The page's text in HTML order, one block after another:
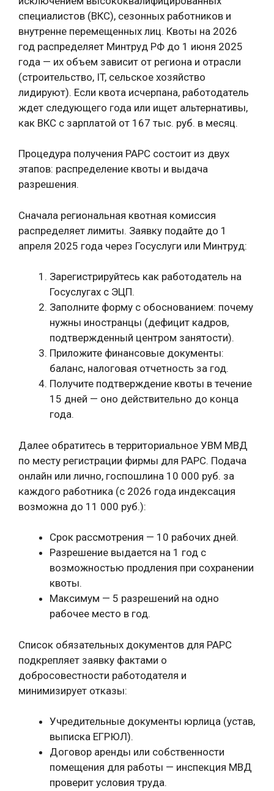
специалистов (ВКС), сезонных работников и
внутренне перемещенных лиц. Квоты на 2026
год распределяет Минтруд РФ до 1 июня 2025
года — их объем зависит от региона и отрасли
(строительство, IT, сельское хозяйство
лидируют). Если квота исчерпана, работодатель
ждет следующего года или ищет альтернативы,
как ВКС с зарплатой от 167 тыс. руб. в месяц.
Процедура получения РАРС состоит из двух
этапов: распределение квоты и выдача
разрешения.
Сначала региональная квотная комиссия
распределяет лимиты. Заявку подайте до 1
апреля 2025 года через Госуслуги или Минтруд:
Зарегистрируйтесь как работодатель на
Госуслугах с ЭЦП.
Заполните форму с обоснованием: почему
нужны иностранцы (дефицит кадров,
подтвержденный центром занятости).
Приложите финансовые документы:
баланс, налоговая отчетность за год.
Получите подтверждение квоты в течение
15 дней — оно действительно до конца
года.
Далее обратитесь в территориальное УВМ МВД
по месту регистрации фирмы для РАРС. Подача
онлайн или лично, госпошлина 10 000 руб. за
каждого работника (с 2026 года индексация
возможна до 11 000 руб.):
Срок рассмотрения — 10 рабочих дней.
Разрешение выдается на 1 год с
возможностью продления при сохранении
квоты.
Максимум — 5 разрешений на одно
рабочее место в год.
Список обязательных документов для РАРС
подкрепляет заявку фактами о
добросовестности работодателя и
минимизирует отказы:
Учредительные документы юрлица (устав,
выписка ЕГРЮЛ).
Договор аренды или собственности
помещения для работы — инспекция МВД
проверит условия труда.